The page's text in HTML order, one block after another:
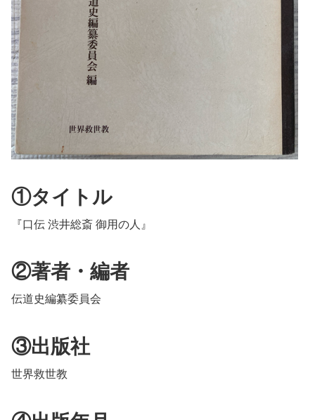
①タイトル
『口伝 渋井総斎 御用の人』
②著者・編者
伝道史編纂委員会
③出版社
世界救世教